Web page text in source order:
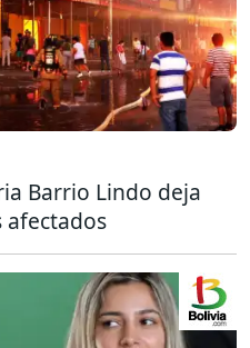
Barrio Lindo deja
afectados